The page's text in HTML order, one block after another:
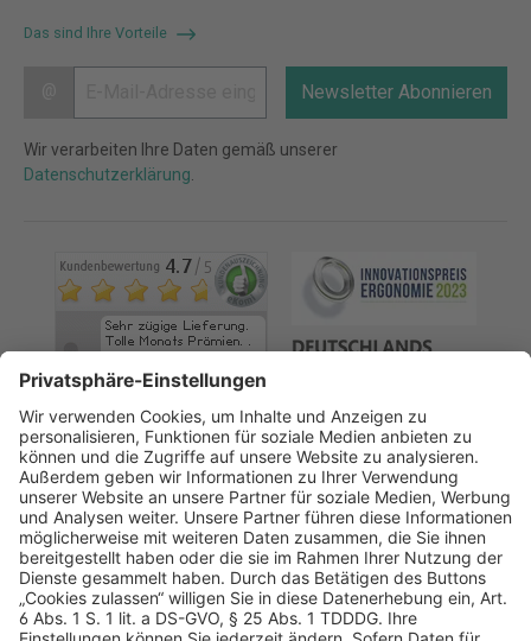
Das sind Ihre Vorteile
Newsletter Abonnieren
Wir verarbeiten Ihre Daten gemäß unserer
Datenschutzerklärung